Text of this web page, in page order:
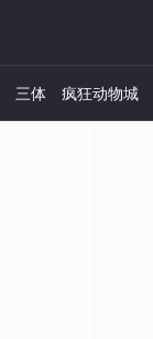
三体 疯狂动物城